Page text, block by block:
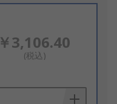
￥3,106.40
(税込)